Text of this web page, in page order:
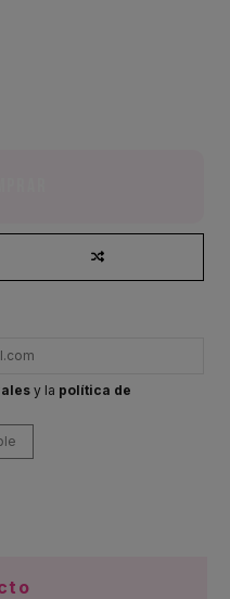
y la política de